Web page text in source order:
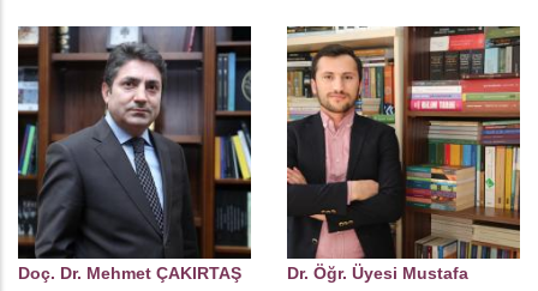
Doç. Dr. Mehmet ÇAKIRTAŞ
Dr. Öğr. Üyesi Mustafa